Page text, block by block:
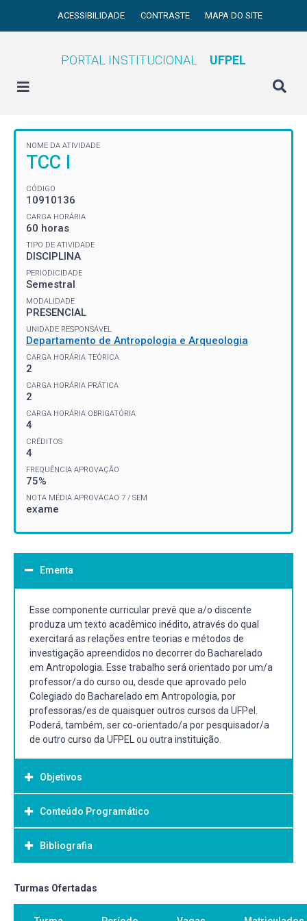
ACESSIBILIDADE CONTRASTE MAPA DO SITE
PORTAL INSTITUCIONAL UFPEL
NOME DA ATIVIDADE
TCC I
CÓDIGO
10910136
CARGA HORÁRIA
60 horas
TIPO DE ATIVIDADE
DISCIPLINA
PERIODICIDADE
Semestral
MODALIDADE
PRESENCIAL
UNIDADE RESPONSÁVEL
Departamento de Antropologia e Arqueologia
CARGA HORÁRIA TEÓRICA
2
CARGA HORÁRIA PRÁTICA
2
CARGA HORÁRIA OBRIGATÓRIA
4
CRÉDITOS
4
FREQUÊNCIA APROVAÇÃO
75%
NOTA MÉDIA APROVACAO 7 / SEM
exame
Ementa
Esse componente curricular prevê que a/o discente
produza um texto acadêmico inédito, através do qual
exercitará as relações entre teorias e métodos de
investigação apreendidos no decorrer do Bacharelado
em Antropologia. Esse trabalho será orientado por um/a
professor/a do curso ou, desde que aprovado pelo
Colegiado do Bacharelado em Antropologia, por
professoras/es de quaisquer outros cursos da UFPel.
Poderá, também, ser co-orientado/a por pesquisador/a
de outro curso da UFPEL ou outra instituição.
Objetivos
Objetivo Geral:
Desenvolver o Projeto e levantamento de dados para
realização de Trabalho de Conclusão de Curso
Conteúdo Programático
Bibliografia
Bibliografia Básica:
Todas as referências do trabalho devem ser obrigatória e
Turmas Ofertadas